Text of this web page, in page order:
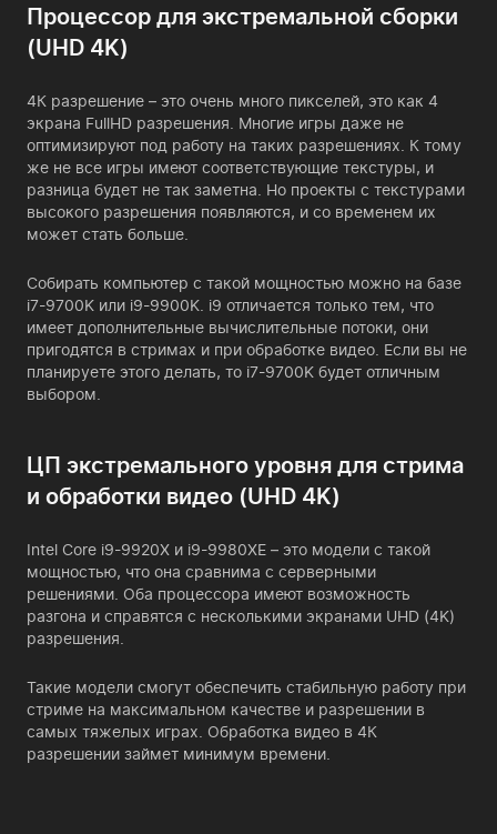
Процессор для экстремальной сборки
(UHD 4K)
4К разрешение – это очень много пикселей, это как 4
экрана FullHD разрешения. Многие игры даже не
оптимизируют под работу на таких разрешениях. К тому
же не все игры имеют соответствующие текстуры, и
разница будет не так заметна. Но проекты с текстурами
высокого разрешения появляются, и со временем их
может стать больше.
Собирать компьютер с такой мощностью можно на базе
i7-9700K или i9-9900K. i9 отличается только тем, что
имеет дополнительные вычислительные потоки, они
пригодятся в стримах и при обработке видео. Если вы не
планируете этого делать, то i7-9700K будет отличным
выбором.
ЦП экстремального уровня для стрима
и обработки видео (UHD 4K)
Intel Core i9-9920X и i9-9980XE – это модели с такой
мощностью, что она сравнима с серверными
решениями. Оба процессора имеют возможность
разгона и справятся с несколькими экранами UHD (4K)
разрешения.
Такие модели смогут обеспечить стабильную работу при
стриме на максимальном качестве и разрешении в
самых тяжелых играх. Обработка видео в 4К
разрешении займет минимум времени.